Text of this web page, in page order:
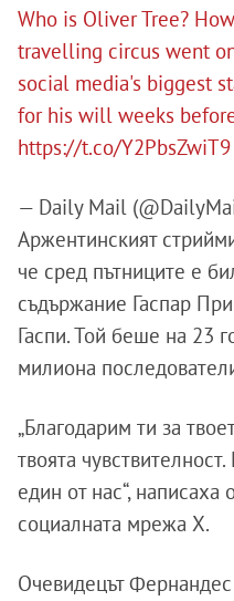
Who is Oliver Tree?
travelling circus went
social media's biggest
for his will weeks
https://t.co/Y2PbsZwiT9
— Daily Mail
Аржентинският
че сред пътниците е
съдържание Гаспар
Гаспи. Той беше на 23
милиона
„Благодарим ти за
твоята
един от нас“,
социалната мрежа X.
Очевидецът